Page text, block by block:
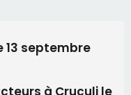
organise une
au stade de San